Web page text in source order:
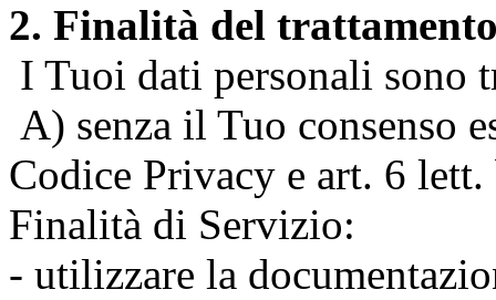
2. Finalità del
I Tuoi dati personali sono
A) senza il Tuo consenso
Codice Privacy e art. 6
Finalità di Servizio:
- utilizzare la